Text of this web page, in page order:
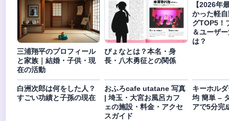
三浦翔平のプロフィール
と家族｜結婚・子供・現
在の活動
ぴょなとは？本名・身
長・八木勇征との関係
【2026年
かった軽
グTOP5！
＆ユーザ
は？
白洲次郎は何をした人？
すごい功績と子孫の現在
おふろcafe utatane 写真
| 埼玉・大宮お風呂カフ
ェの施設・料金・アクセ
スガイド
キーホル
均 簡単 –
アで5分完